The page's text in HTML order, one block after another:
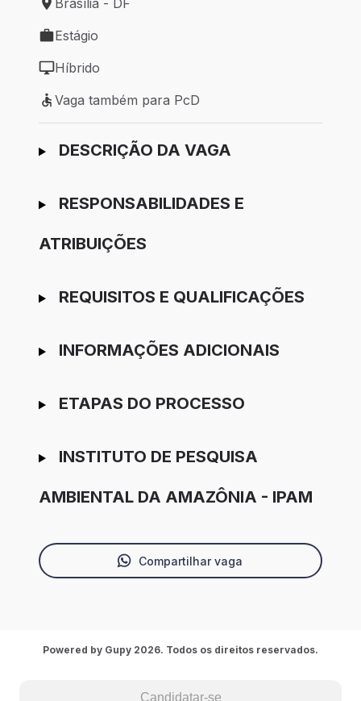
Local de trabalho: Brasília - DF
Brasília - DF
Tipo de vaga: Estágio
Estágio
Modelo de trabalho: Híbrido
Híbrido
Vaga também para PcD
Vaga também para PcD
Ir para candidatura
DESCRIÇÃO DA VAGA
RESPONSABILIDADES E
ATRIBUIÇÕES
REQUISITOS E QUALIFICAÇÕES
INFORMAÇÕES ADICIONAIS
ETAPAS DO PROCESSO
INSTITUTO DE PESQUISA
AMBIENTAL DA AMAZÔNIA - IPAM
Compartilhar vaga
Candidatar-se
Powered by Gupy 2026. Todos os direitos reservados.